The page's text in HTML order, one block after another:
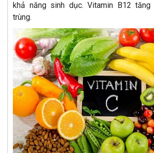
khả năng sinh dục. Vitamin B12
trùng.